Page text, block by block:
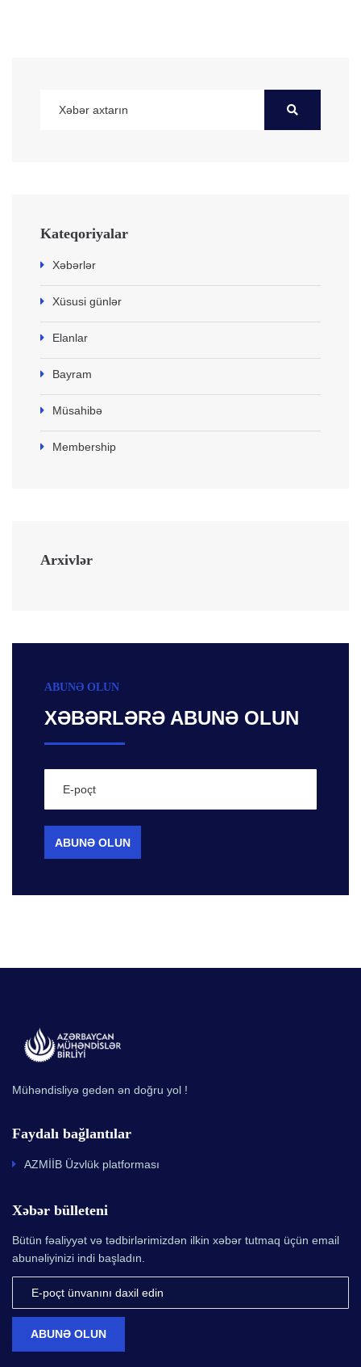
Kateqoriyalar
Xəbərlər
Xüsusi günlər
Elanlar
Bayram
Müsahibə
Membership
Arxivlər
ABUNƏ OLUN
XƏBƏRLƏRƏ ABUNƏ OLUN
Mühəndisliyə gedən ən doğru yol !
Faydalı bağlantılar
AZMİİB Üzvlük platforması
Xəbər bülleteni
Bütün fəaliyyət və tədbirlərimizdən ilkin xəbər tutmaq üçün email
abunəliyinizi indi başladın.
ABUNƏ OLUN